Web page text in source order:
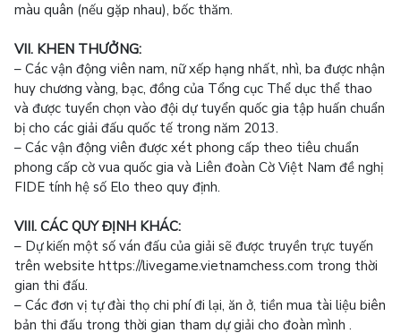
màu quân (nếu gặp nhau), bốc thăm.
VII. KHEN THƯỞNG:
– Các vận động viên nam, nữ xếp hạng nhất, nhì, ba được nhận
huy chương vàng, bạc, đồng của Tổng cục Thể dục thể thao
và được tuyển chọn vào đội dự tuyển quốc gia tập huấn chuẩn
bị cho các giải đấu quốc tế trong năm 2013.
– Các vận động viên được xét phong cấp theo tiêu chuẩn
phong cấp cờ vua quốc gia và Liên đoàn Cờ Việt Nam đề nghị
FIDE tính hệ số Elo theo quy định.
VIII. CÁC QUY ĐỊNH KHÁC:
– Dự kiến một số ván đấu của giải sẽ được truyền trực tuyến
trên website https://livegame.vietnamchess.com trong thời
gian thi đấu.
– Các đơn vị tự đài thọ chi phí đi lại, ăn ở, tiền mua tài liệu biên
bản thi đấu trong thời gian tham dự giải cho đoàn mình .